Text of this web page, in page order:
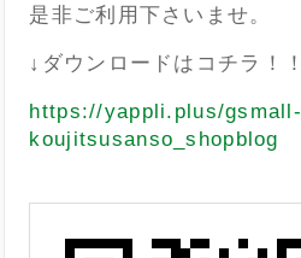
是非ご利用下さいませ。
↓ダウンロードはコチラ！！
https://yappli.plus/gsmall-
koujitsusanso_shopblog